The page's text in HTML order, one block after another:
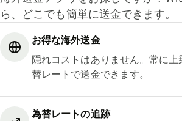
ら、どこでも簡単に送金できます。
お得な海外送金
隠れコストはありません。常に
替レートで送金できます。
為替レートの追跡